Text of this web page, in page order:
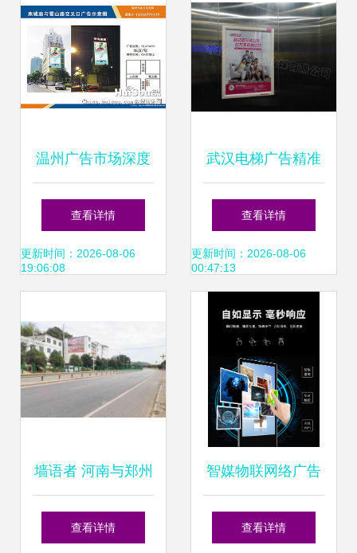
温州广告市场深度
解析 户外广告牌价
格与选择指南
查看详情
更新时间：2026-08-06
19:06:08
武汉电梯广告精准
投放，安快社区传
媒助力品牌高效触
查看详情
更新时间：2026-08-06
00:47:13
墙语者 河南与郑州
墙体广告的艺术与
查看详情
智媒物联网络广告
机 本地与云端双系
查看详情